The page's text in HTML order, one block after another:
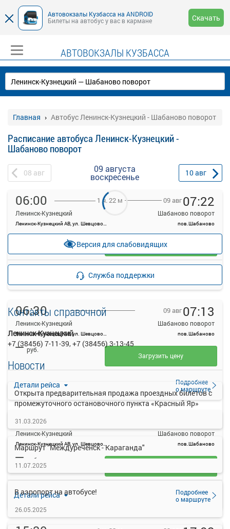
Автовокзалы Кузбасса на ANDROID
Билеты на автобус у вас в кармане
Скачать
АВТОВОКЗАЛЫ КУЗБАССА
Главная Автобус Ленинск-Кузнецкий - Шабаново поворот
Расписание автобуса Ленинск-Кузнецкий -
Шабаново поворот
08 авг 09 августа
воскресенье 10авг
06:00
Ленинск-Кузнецкий
Ленинск-Кузнецкий АВ, ул. Шевцовой, 12
1 ч. 22 м 09 авг07:22
Шабаново поворот
пов.Шабаново
—
Загрузить цену
06:30
Ленинск-Кузнецкий
Ленинск-Кузнецкий АВ, ул. Шевцовой, 12
09 авг07:13
Шабаново поворот
пов.Шабаново
Детали рейса
Подробнее
о маршруте
— руб.
Загрузить цену
12:30
Ленинск-Кузнецкий
Ленинск-Кузнецкий АВ, ул. Шевцовой, 12
Шабаново поворот
пов.Шабаново
Детали рейса
Подробнее
о маршруте
— руб.
Версия для слабовидящих
Служба поддержки
Контакты справочной
Ленинск-Кузнецкий
+7 (38456) 7-11-39, +7 (38456) 3-13-45
Новости
Открыта предварительная продажа проездных билетов с
промежуточного остановочного пункта «Красный Яр»
31.03.2026
Маршрут "Междуреченск - Караганда"
11.07.2025
В аэропорт на автобусе!
26.05.2025